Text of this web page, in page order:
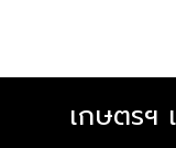
เกษตรฯ